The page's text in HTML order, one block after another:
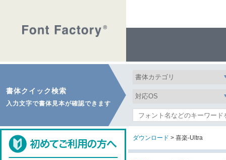
書体クイック検索
入力文字で書体見本が確認できます
ダウンロード > 喜楽-Ultra